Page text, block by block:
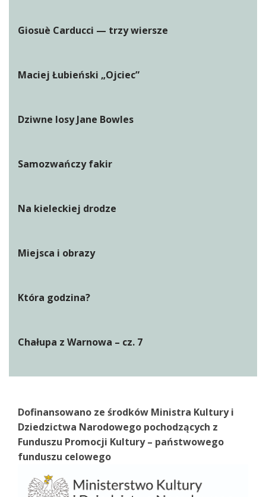
Giosuè Carducci — trzy wiersze
Maciej Łubieński „Ojciec”
Dziwne losy Jane Bowles
Samozwańczy fakir
Na kieleckiej drodze
Miejsca i obrazy
Która godzina?
Chałupa z Warnowa – cz. 7
Dofinansowano ze środków Ministra Kultury i
Dziedzictwa Narodowego pochodzących z
Funduszu Promocji Kultury – państwowego
funduszu celowego